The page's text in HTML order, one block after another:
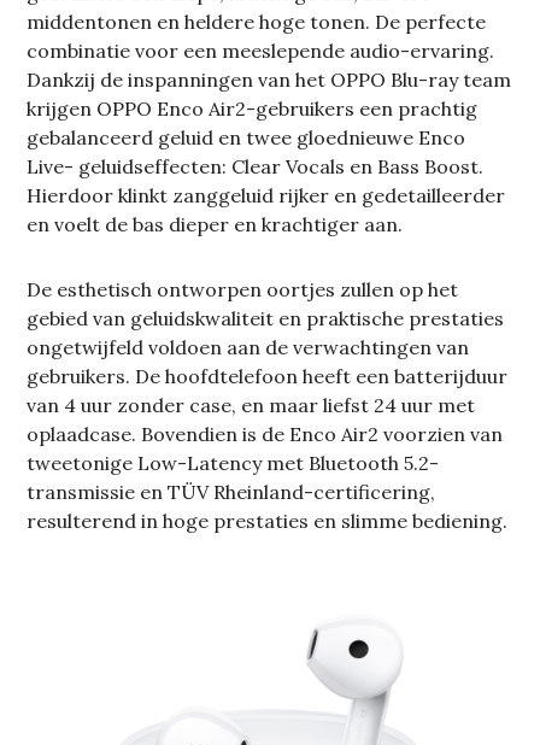
middentonen en heldere hoge tonen. De perfecte
combinatie voor een meeslepende audio-ervaring.
Dankzij de inspanningen van het OPPO Blu-ray team
krijgen OPPO Enco Air2-gebruikers een prachtig
gebalanceerd geluid en twee gloednieuwe Enco
Live- geluidseffecten: Clear Vocals en Bass Boost.
Hierdoor klinkt zanggeluid rijker en gedetailleerder
en voelt de bas dieper en krachtiger aan.
De esthetisch ontworpen oortjes zullen op het
gebied van geluidskwaliteit en praktische prestaties
ongetwijfeld voldoen aan de verwachtingen van
gebruikers. De hoofdtelefoon heeft een batterijduur
van 4 uur zonder case, en maar liefst 24 uur met
oplaadcase. Bovendien is de Enco Air2 voorzien van
tweetonige Low-Latency met Bluetooth 5.2-
transmissie en TÜV Rheinland-certificering,
resulterend in hoge prestaties en slimme bediening.